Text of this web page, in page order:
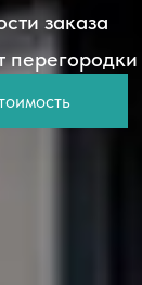
заказа
перегородки